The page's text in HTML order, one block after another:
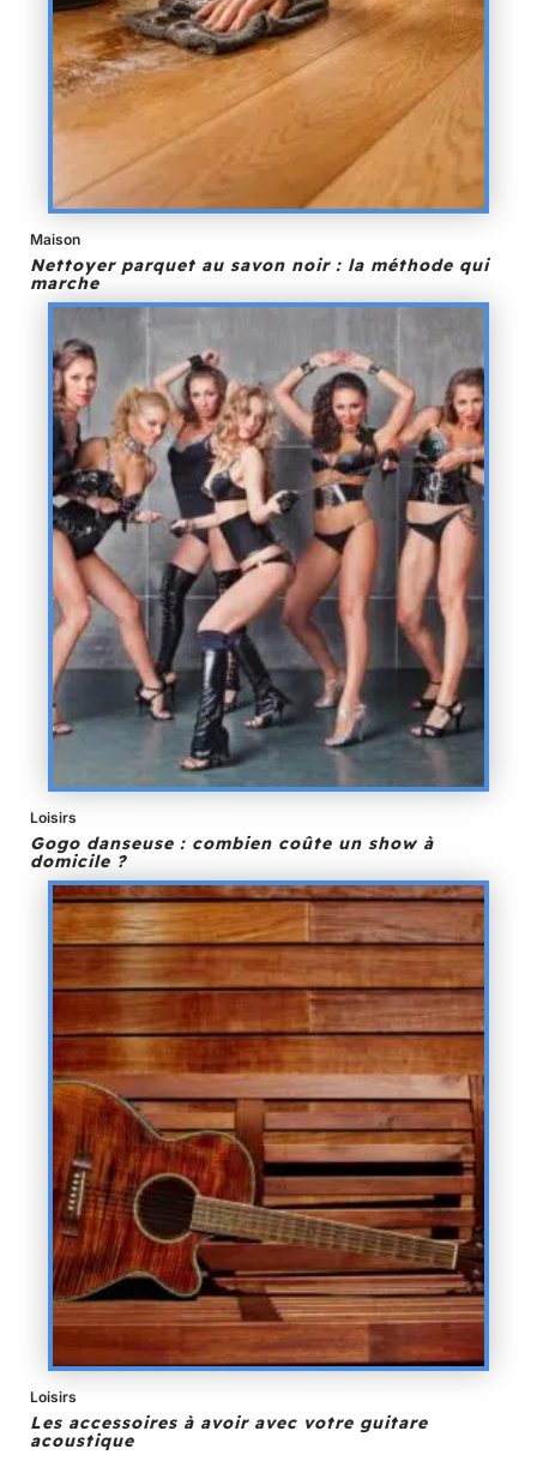
Maison
Nettoyer parquet au savon noir : la méthode qui
marche
Loisirs
Gogo danseuse : combien coûte un show à
domicile ?
Loisirs
Les accessoires à avoir avec votre guitare
acoustique